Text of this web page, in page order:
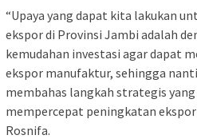
“Upaya yang dapat kita lakukan
ekspor di Provinsi Jambi adalah
kemudahan investasi agar dapat
ekspor manufaktur, sehingga
membahas langkah strategis
mempercepat peningkatan
Rosnifa.